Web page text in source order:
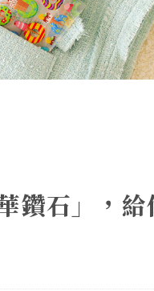
鑽石」，給